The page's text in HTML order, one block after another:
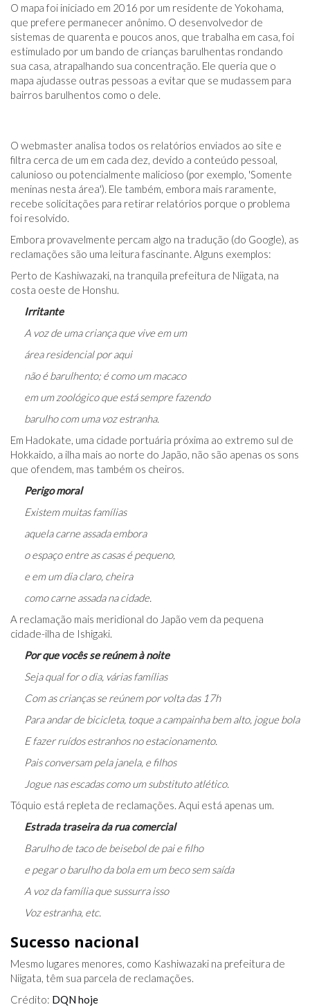
O mapa foi iniciado em 2016 por um residente de Yokohama,
que prefere permanecer anônimo. O desenvolvedor de
sistemas de quarenta e poucos anos, que trabalha em casa, foi
estimulado por um bando de crianças barulhentas rondando
sua casa, atrapalhando sua concentração. Ele queria que o
mapa ajudasse outras pessoas a evitar que se mudassem para
bairros barulhentos como o dele.
O webmaster analisa todos os relatórios enviados ao site e
filtra cerca de um em cada dez, devido a conteúdo pessoal,
calunioso ou potencialmente malicioso (por exemplo, 'Somente
meninas nesta área'). Ele também, embora mais raramente,
recebe solicitações para retirar relatórios porque o problema
foi resolvido.
Embora provavelmente percam algo na tradução (do Google), as
reclamações são uma leitura fascinante. Alguns exemplos:
Perto de Kashiwazaki, na tranquila prefeitura de Niigata, na
costa oeste de Honshu.
Irritante
A voz de uma criança que vive em um
área residencial por aqui
não é barulhento; é como um macaco
em um zoológico que está sempre fazendo
barulho com uma voz estranha.
Em Hadokate, uma cidade portuária próxima ao extremo sul de
Hokkaido, a ilha mais ao norte do Japão, não são apenas os sons
que ofendem, mas também os cheiros.
Perigo moral
Existem muitas famílias
aquela carne assada embora
o espaço entre as casas é pequeno,
e em um dia claro, cheira
como carne assada na cidade.
A reclamação mais meridional do Japão vem da pequena
cidade-ilha de Ishigaki.
Por que vocês se reúnem à noite
Seja qual for o dia, várias famílias
Com as crianças se reúnem por volta das 17h
Para andar de bicicleta, toque a campainha bem alto, jogue bola
E fazer ruídos estranhos no estacionamento.
Pais conversam pela janela, e filhos
Jogue nas escadas como um substituto atlético.
Tóquio está repleta de reclamações. Aqui está apenas um.
Estrada traseira da rua comercial
Barulho de taco de beisebol de pai e filho
e pegar o barulho da bola em um beco sem saída
A voz da família que sussurra isso
Voz estranha, etc.
Sucesso nacional
Mesmo lugares menores, como Kashiwazaki na prefeitura de
Niigata, têm sua parcela de reclamações.
Crédito: DQN hoje